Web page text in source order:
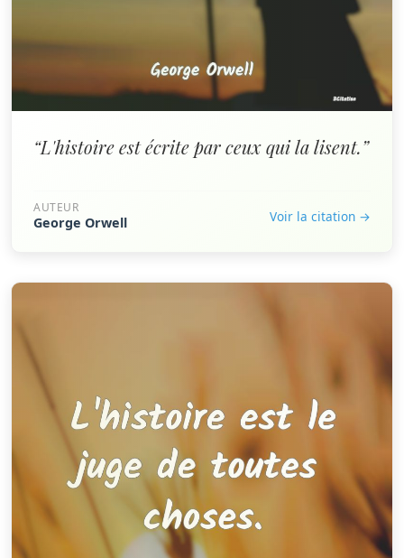
“L'histoire est écrite par ceux qui la lisent.”
AUTEUR
George Orwell Voir la citation →